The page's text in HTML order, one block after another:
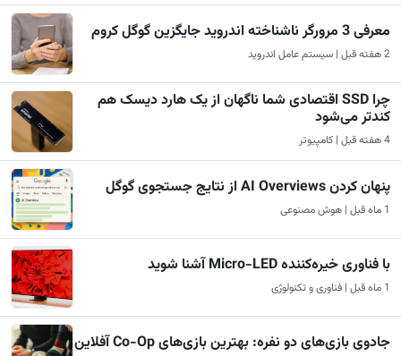
معرفی 3 مرورگر ناشناخته اندروید جایگزین گوگل کروم
2 هفته قبل | سیستم عامل اندروید
چرا SSD اقتصادی شما ناگهان از یک هارد دیسک هم
کندتر می‌شود
4 هفته قبل | کامپیوتر
پنهان کردن AI Overviews از نتایج جستجوی گوگل
1 ماه قبل | هوش مصنوعی
با فناوری خیره‌کننده Micro-LED آشنا شوید
1 ماه قبل | فناوری و تکنولوژی
جادوی بازی‌های دو نفره: بهترین بازی‌های Co-Op آفلاین